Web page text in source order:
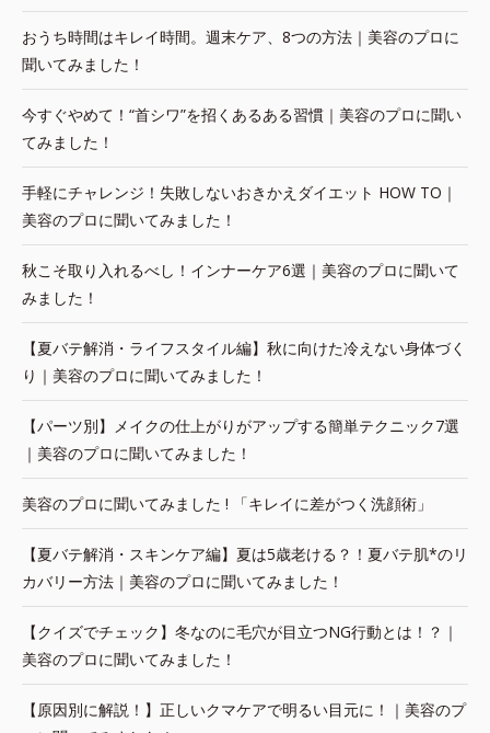
おうち時間はキレイ時間。週末ケア、8つの方法｜美容のプロに
聞いてみました！
今すぐやめて！“首シワ”を招くあるある習慣｜美容のプロに聞い
てみました！
手軽にチャレンジ！失敗しないおきかえダイエット HOW TO｜
美容のプロに聞いてみました！
秋こそ取り入れるべし！インナーケア6選｜美容のプロに聞いて
みました！
【夏バテ解消・ライフスタイル編】秋に向けた冷えない身体づく
り｜美容のプロに聞いてみました！
【パーツ別】メイクの仕上がりがアップする簡単テクニック7選
｜美容のプロに聞いてみました！
美容のプロに聞いてみました ! 「キレイに差がつく洗顔術」
【夏バテ解消・スキンケア編】夏は5歳老ける？！夏バテ肌*のリ
カバリー方法｜美容のプロに聞いてみました！
【クイズでチェック】冬なのに毛穴が目立つNG行動とは！？｜
美容のプロに聞いてみました！
【原因別に解説！】正しいクマケアで明るい目元に！｜美容のプ